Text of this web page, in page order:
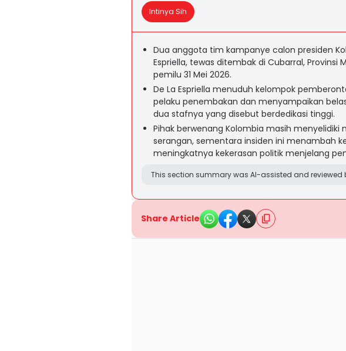
Intinya Sih
Dua anggota tim kampanye calon presiden
Espriella, tewas ditembak di Cubarral, Provinsi
pemilu 31 Mei 2026.
De La Espriella menuduh kelompok
pelaku penembakan dan menyampaikan
dua stafnya yang disebut berdedikasi tinggi.
Pihak berwenang Kolombia masih menyelidiki
serangan, sementara insiden ini menambah
meningkatnya kekerasan politik menjelang
This section summary was AI-assisted and reviewed
Share Article